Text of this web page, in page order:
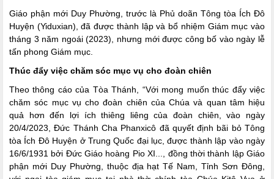
Giáo phận mới Duy Phường, trước là Phủ doãn Tông tòa Ích Đô
Huyện (Yiduxian), đã được thành lập và bổ nhiệm Giám mục vào
tháng 3 năm ngoái (2023), nhưng mới được công bố vào ngày lễ
tấn phong Giám mục.
Thúc đẩy việc chăm sóc mục vụ cho đoàn chiên
Theo thông cáo của Tòa Thánh, “Với mong muốn thúc đẩy việc
chăm sóc mục vụ cho đoàn chiên của Chúa và quan tâm hiệu
quả hơn đến lợi ích thiêng liêng của đoàn chiên, vào ngày
20/4/2023, Đức Thánh Cha Phanxicô đã quyết định bãi bỏ Tông
tòa Ích Đô Huyện ở Trung Quốc đại lục, được thành lập vào ngày
16/6/1931 bởi Đức Giáo hoàng Pio XI..., đồng thời thành lập Giáo
phận mới Duy Phường, thuộc địa hạt Tế Nam, Tỉnh Sơn Đông,